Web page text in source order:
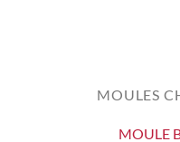
MOULES
MOULE